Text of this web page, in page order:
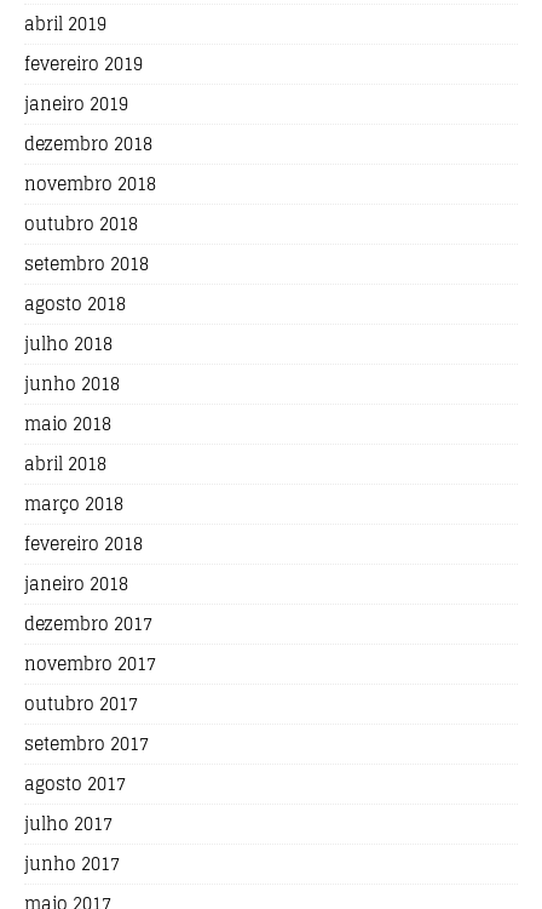
abril 2019
fevereiro 2019
janeiro 2019
dezembro 2018
novembro 2018
outubro 2018
setembro 2018
agosto 2018
julho 2018
junho 2018
maio 2018
abril 2018
março 2018
fevereiro 2018
janeiro 2018
dezembro 2017
novembro 2017
outubro 2017
setembro 2017
agosto 2017
julho 2017
junho 2017